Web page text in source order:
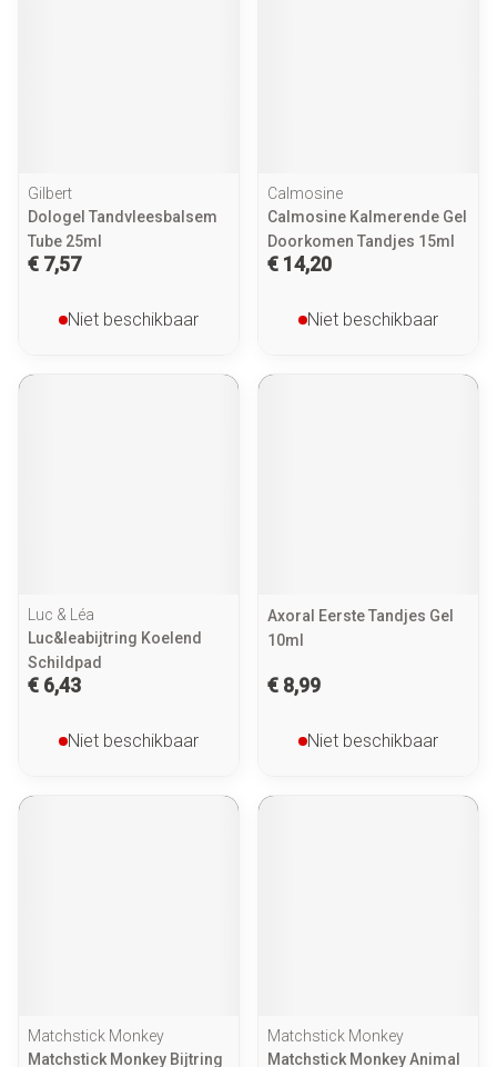
Gilbert
Dologel Tandvleesbalsem
Tube 25ml
€ 7,57
Niet beschikbaar
Calmosine
Calmosine Kalmerende Gel
Doorkomen Tandjes 15ml
€ 14,20
Niet beschikbaar
Luc & Léa
Luc&leabijtring Koelend
Schildpad
€ 6,43
Niet beschikbaar
Axoral Eerste Tandjes Gel
10ml
€ 8,99
Niet beschikbaar
Matchstick Monkey
Matchstick Monkey Bijtring
Matchstick Monkey
Matchstick Monkey Animal